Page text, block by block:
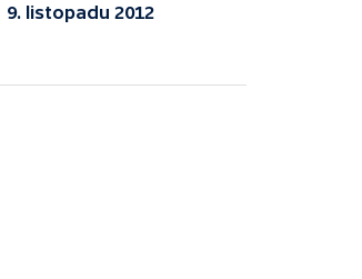
9. listopadu 2012